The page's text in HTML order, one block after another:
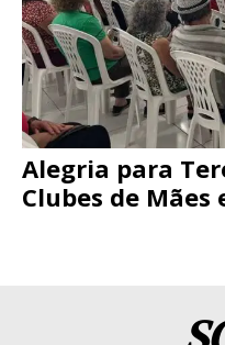
Alegria para
Clubes de Mães